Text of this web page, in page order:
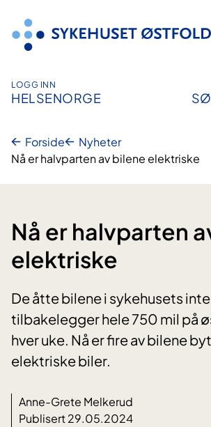
innhold
LOGG INN
HELSENORGE
Forside
Nyheter
Nå er halvparten av bilene elektriske
Nå er halvparten
elektriske
De åtte bilene i sykehusets
tilbakelegger hele 750 mil på
hver uke. Nå er fire av bilene
elektriske biler.
Anne-Grete Melkerud
Publisert 29.05.2024